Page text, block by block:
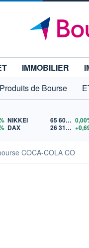
IMMOBILIER
Produits de Bourse
NIKKEI 65 606,71
DAX
26 319,45
COCA-COLA CO